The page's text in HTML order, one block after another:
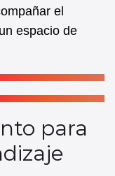
el
espacio de
para